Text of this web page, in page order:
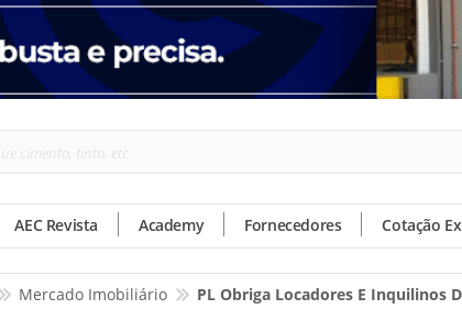
AEC Revista Academy Fornecedores Cotação
Mercado Imobiliário PL Obriga Locadores E Inquilinos